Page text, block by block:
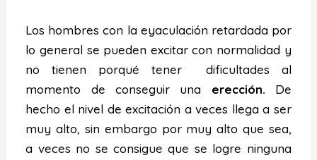
Los hombres con la eyaculación retardada por
lo general se pueden excitar con normalidad y
no tienen porqué tener dificultades al
momento de conseguir una erección. De
hecho el nivel de excitación a veces llega a ser
muy alto, sin embargo por muy alto que sea,
a veces no se consigue que se logre ninguna